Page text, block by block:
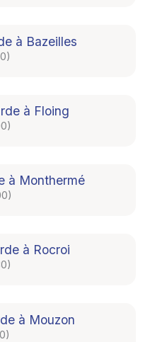
à Bazeilles
à Floing
à Monthermé
à Rocroi
à Mouzon